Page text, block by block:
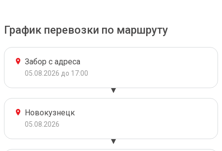
График перевозки по маршруту
Забор с адреса
05.08.2026 до 17:00
Новокузнецк
05.08.2026